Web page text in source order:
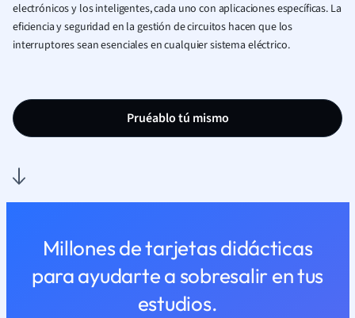
electrónicos y los inteligentes, cada uno con aplicaciones específicas. La
eficiencia y seguridad en la gestión de circuitos hacen que los
interruptores sean esenciales en cualquier sistema eléctrico.
Pruéablo tú mismo
Millones de tarjetas didácticas
para ayudarte a sobresalir en tus
estudios.